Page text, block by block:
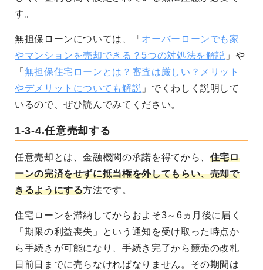
す。
無担保ローンについては、「 オーバーローンでも家
やマンションを売却できる？5つの対処法を解説 」や
「 無担保住宅ローンとは？審査は厳しい？メリット
やデメリットについても解説 」でくわしく説明して
いるので、ぜひ読んでみてください。
1-3-4.任意売却する
任意売却とは、金融機関の承諾を得てから、 住宅ロ
ーンの完済をせずに抵当権を外してもらい、売却で
きるようにする方法です。
住宅ローンを滞納してからおよそ3～6ヵ月後に届く
「期限の利益喪失」という通知を受け取った時点か
ら手続きが可能になり、手続き完了から競売の改札
日前日までに売らなければなりません。その期間は